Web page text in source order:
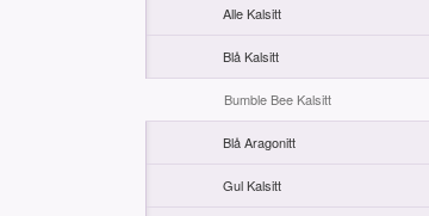
Alle Kalsitt
Blå Kalsitt
Bumble Bee Kalsitt
Blå Aragonitt
Gul Kalsitt